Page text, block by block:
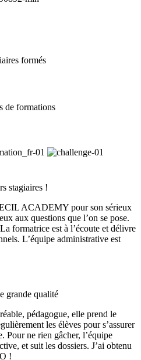
formés
de formations
stagiaires !
ACADEMY pour son sérieux
aux questions que l’on se pose.
formatrice est à l’écoute et délivre
L’équipe administrative est
grande qualité
pédagogue, elle prend le
les élèves pour s’assurer
Pour ne rien gâcher, l’équipe
et suit les dossiers. J’ai obtenu
!